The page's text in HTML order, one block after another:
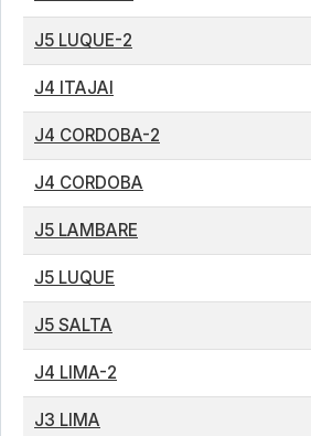
J5 LUQUE-2
J4 ITAJAI
J4 CORDOBA-2
J4 CORDOBA
J5 LAMBARE
J5 LUQUE
J5 SALTA
J4 LIMA-2
J3 LIMA